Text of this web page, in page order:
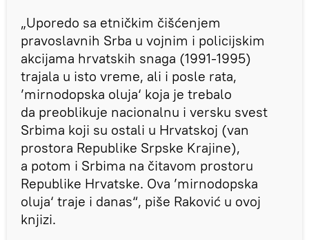
„Uporedo sa etničkim čišćenjem
pravoslavnih Srba u vojnim i policijskim
akcijama hrvatskih snaga (1991-1995)
trajala u isto vreme, ali i posle rata,
’mirnodopska oluja‘ koja je trebalo
da preoblikuje nacionalnu i versku svest
Srbima koji su ostali u Hrvatskoj (van
prostora Republike Srpske Krajine),
a potom i Srbima na čitavom prostoru
Republike Hrvatske. Ova ’mirnodopska
oluja‘ traje i danas“, piše Raković u ovoj
knjizi.